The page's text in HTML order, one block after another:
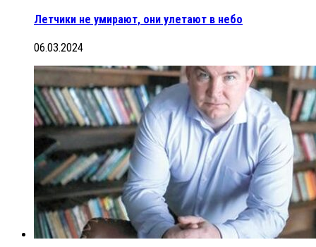
Летчики не умирают, они улетают в небо
06.03.2024